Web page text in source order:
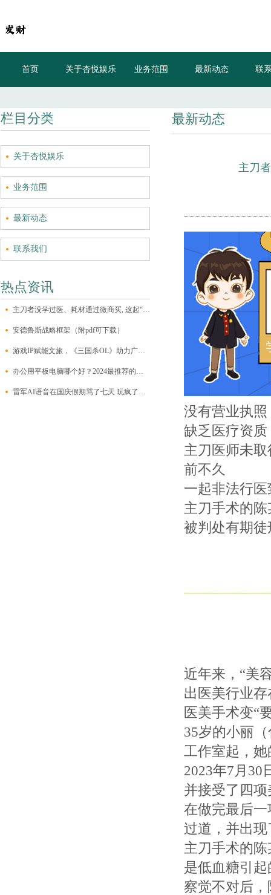
首页 关于杏悦娱乐 业务范围 最新动态 联
栏目分类
关于杏悦娱乐
业务范围
最新动态
联系我们
热点资讯
主刀者没学过医、耗材通过微商买, 这起“医美”案越挖越可怕
安德鲁斯战略框架（附pdf可下载）
游戏IP赋能文旅，《三国杀OL》助力广元文旅再出圈
办公用平板电脑哪个好？2024最推荐的五款平板电脑，你喜欢哪款？
雷军AI语音在国庆假期骂了七天 玩疯了的网友是否过界了？
最新动态
主刀
没有营业执照
缺乏医疗资质
主刀医师未
前不久
一起非法行
主刀手术的
被判处有期
近年来，“美
出医美行业存
医美手术变“
35岁的小丽
工作室起，
2023年7月30
并接受了四
在做完最后
过道，并出
主刀手术的
是低血糖引
察觉不对后